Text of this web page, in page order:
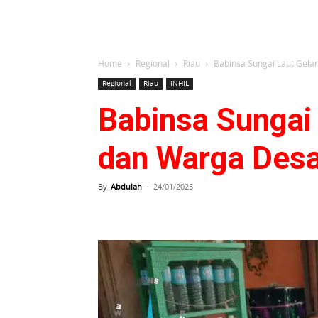
Home Regional Riau Babinsa Sungai Laut
Regional Riau INHIL
Babinsa
dan Warga
By Abdulah - 24/01/2025